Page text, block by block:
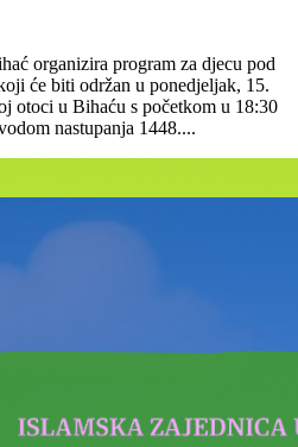
organizira program za djecu pod
će biti održan u ponedjeljak, 15.
otoci u Bihaću s početkom u 18:30
nastupanja 1448....